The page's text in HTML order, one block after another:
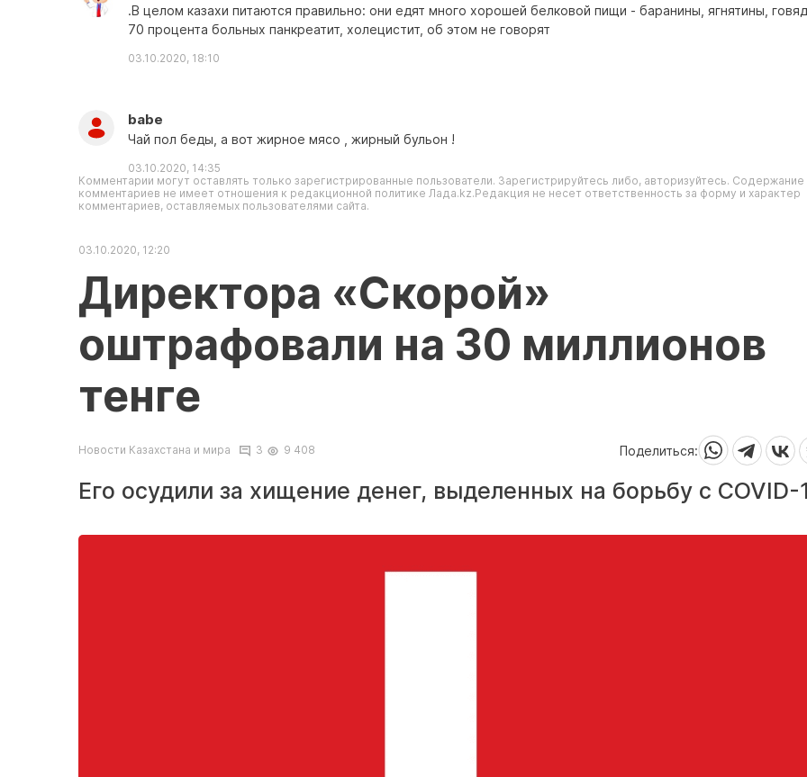
.В целом казахи питаются правильно: они едят много хорошей белковой пищи - баранины, ягнятины,
70 процента больных панкреатит, холецистит, об этом не говорят
03.10.2020, 18:10
babe
Чай пол беды, а вот жирное мясо , жирный бульон !
03.10.2020, 14:35
Комментарии могут оставлять только зарегистрированные пользователи. Зарегистрируйтесь либо, авторизуйтесь. Содержание
комментариев не имеет отношения к редакционной политике Лада.kz.Редакция не несет ответственность за форму и характер
комментариев, оставляемых пользователями сайта.
03.10.2020, 12:20
Директора «Скорой»
оштрафовали на 30 миллионов
тенге
Новости Казахстана и мира 3 9 408 Поделиться:
Его осудили за хищение денег, выделенных на борьбу с COVID-